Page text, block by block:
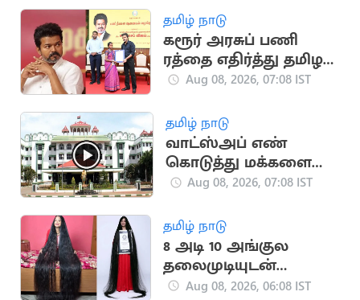
பிரதமர் மோடி
தமிழ் நாடு
கரூர் அரசுப் பணி
ரத்தை எதிர்த்து தமிழக
அரசு மேல்முறையீடு
Aug 08, 2026, 07:08 IST
தமிழ் நாடு
வாட்ஸ்அப் எண்
கொடுத்து மக்களை
ஏமாற்ற வேண்டாம்:
கண்டனம்
Aug 08, 2026, 07:08 IST
தமிழ் நாடு
8 அடி 10 அங்குல
தலைமுடியுடன்
இந்திய பெண்
Aug 08, 2026, 06:08 IST